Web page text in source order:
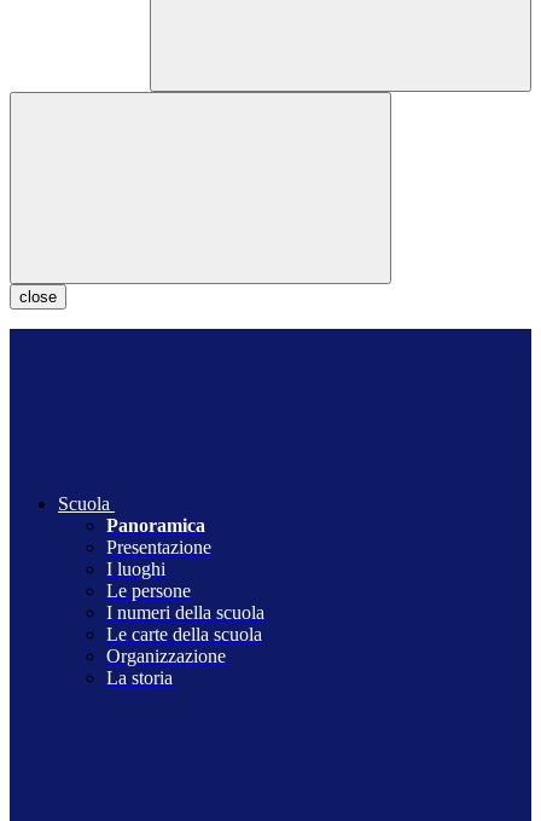
close
Scuola
Panoramica
Presentazione
I luoghi
Le persone
I numeri della scuola
Le carte della scuola
Organizzazione
La storia